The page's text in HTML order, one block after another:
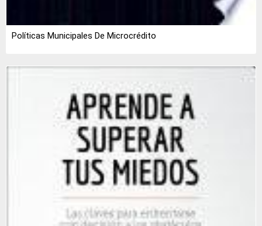
Políticas Municipales De Microcrédito